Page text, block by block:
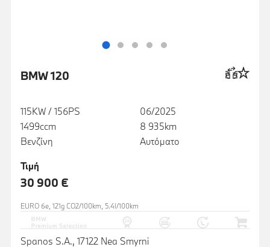
BMW 120
115KW / 156PS
1499ccm
Βενζίνη
06/2025
8 935km
Αυτόματο
Τιμή
30 900 €
EURO 6e, 121g CO2/100km, 5.4l/100km
Spanos S.A., 17122 Nea Smyrni